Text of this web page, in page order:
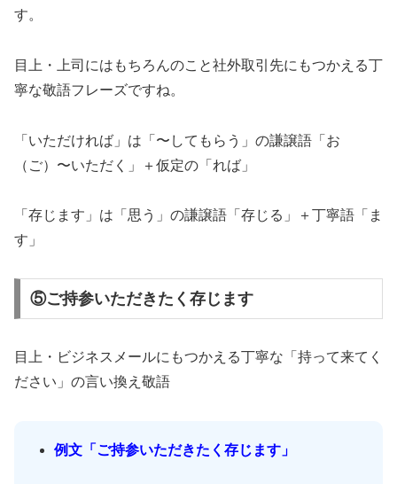
す。
目上・上司にはもちろんのこと社外取引先にもつかえる丁
寧な敬語フレーズですね。
「いただければ」は「〜してもらう」の謙譲語「お
（ご）〜いただく」＋仮定の「れば」
「存じます」は「思う」の謙譲語「存じる」＋丁寧語「ま
す」
⑤ご持参いただきたく存じます
目上・ビジネスメールにもつかえる丁寧な「持って来てく
ださい」の言い換え敬語
例文「ご持参いただきたく存じます」